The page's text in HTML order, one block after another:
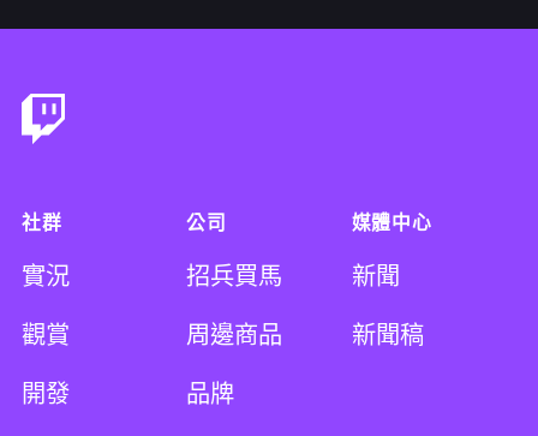
社群
實況
觀賞
開發
公司
招兵買馬
周邊商品
品牌
媒體中心
新聞
新聞稿